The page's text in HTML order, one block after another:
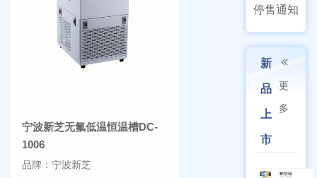
宁波新芝无氟低温恒温槽DC-
1006
品牌：宁波新芝
停售通知
新
品
上
市
更
多